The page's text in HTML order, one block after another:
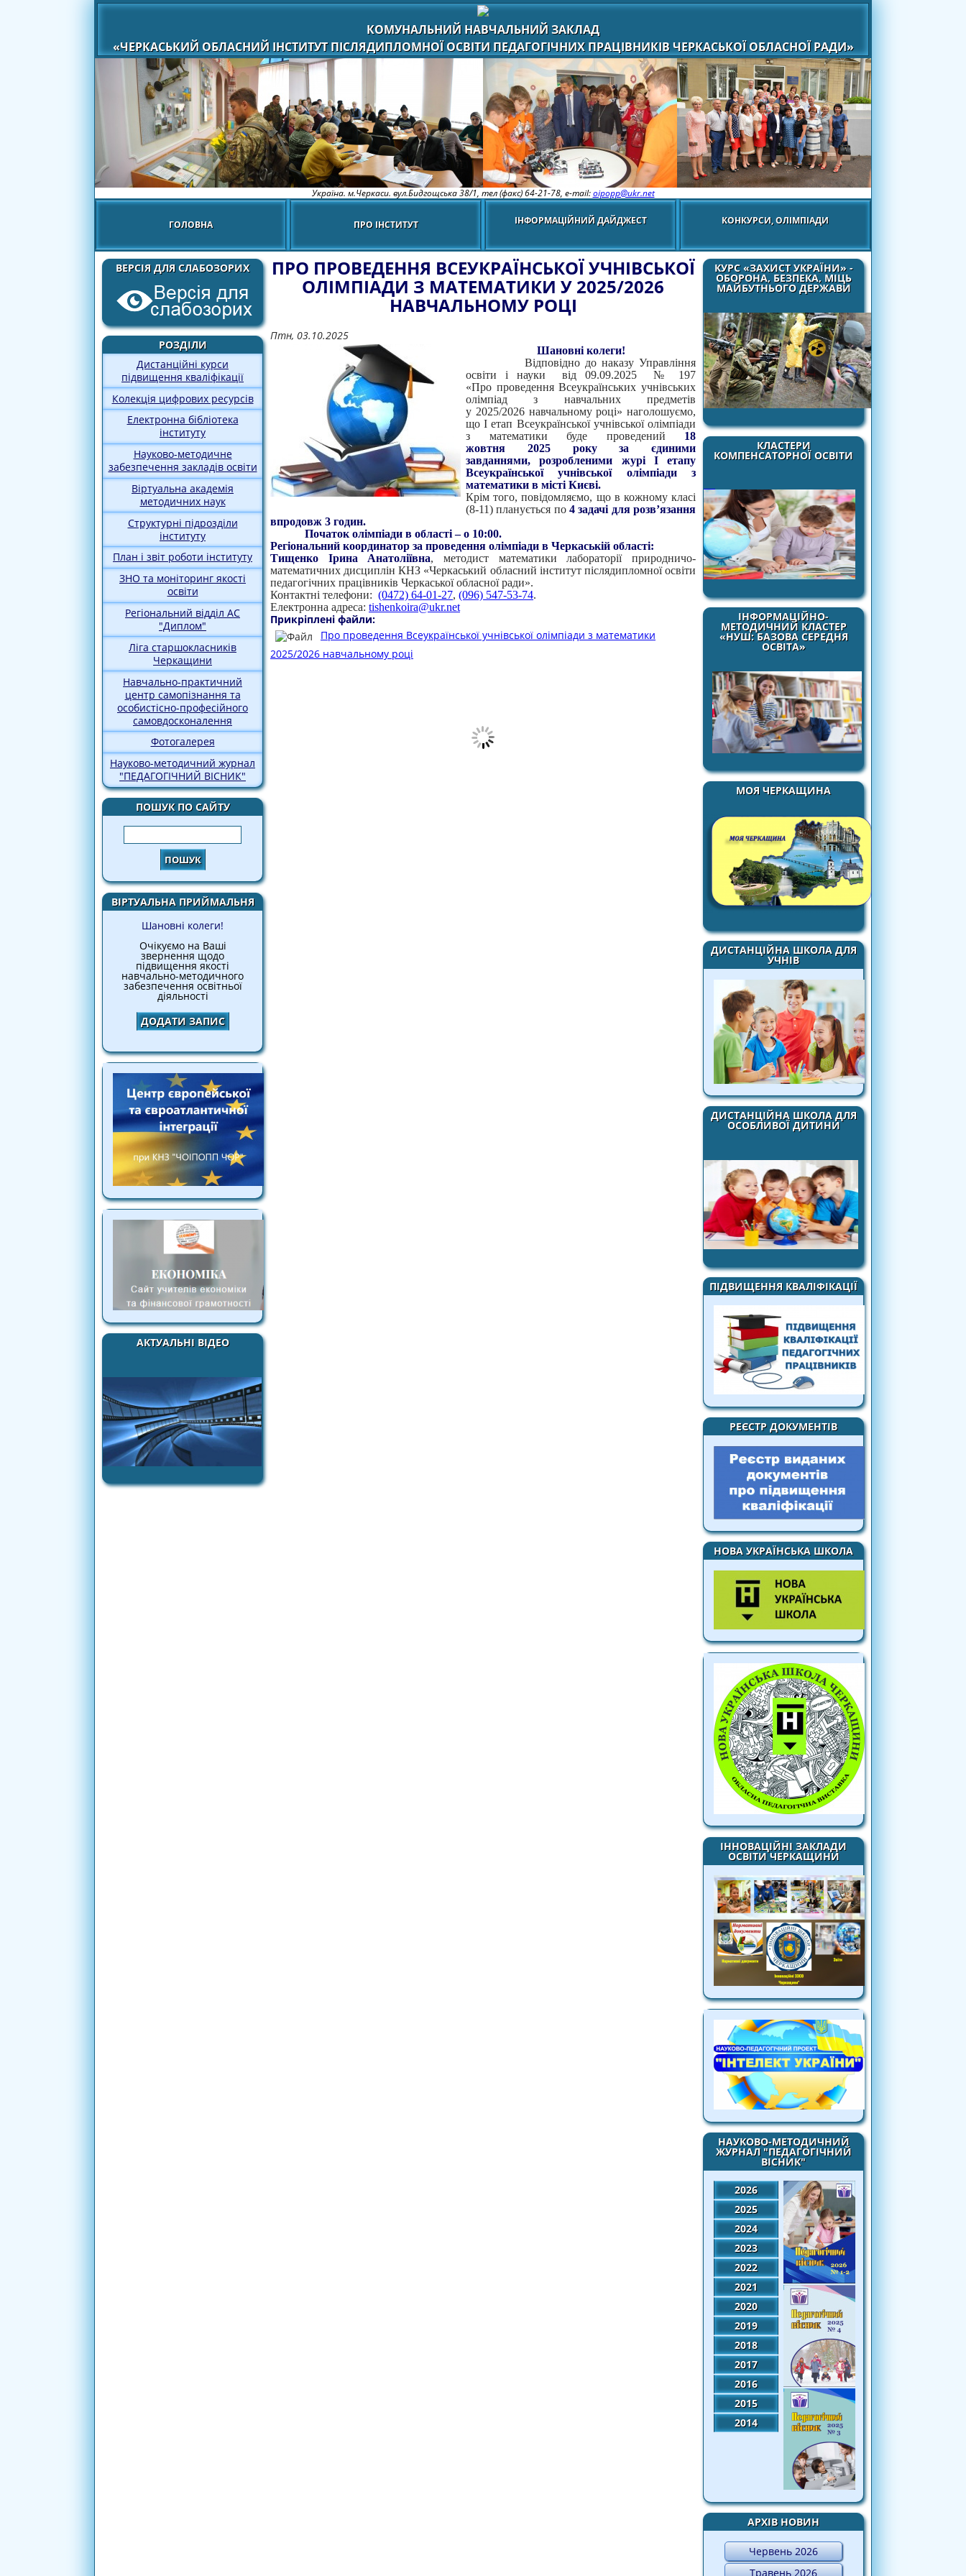
КОМУНАЛЬНИЙ НАВЧАЛЬНИЙ ЗАКЛАД
«ЧЕРКАСЬКИЙ ОБЛАСНИЙ ІНСТИТУТ ПІСЛЯДИПЛОМНОЇ ОСВІТИ ПЕДАГОГІЧНИХ ПРАЦІВНИКІВ ЧЕРКАСЬКОЇ ОБЛАСНОЇ РАДИ»
Україна. м.Черкаси. вул.Бидгощська 38/1, тел (факс) 64-21-78, e-mail:oipopp@ukr.net
ГОЛОВНА ПРО ІНСТИТУТ ІНФОРМАЦІЙНИЙ ДАЙДЖЕСТ КОНКУРСИ, ОЛІМПІАДИ
ВЕРСІЯ ДЛЯ СЛАБОЗОРИХ
РОЗДІЛИ
Дистанційні курси
підвищення кваліфікації
Колекція цифрових ресурсів
Електронна бібліотека
інституту
Науково-методичне
забезпечення закладів освіти
Віртуальна академія
методичних наук
Структурні підрозділи
інституту
План і звіт роботи інституту
ЗНО та моніторинг якості
освіти
Регіональний відділ АС
"Диплом"
Ліга старшокласників
Черкащини
Навчально-практичний
центр самопізнання та
особистісно-професійного
самовдосконалення
Фотогалерея
Науково-методичний журнал
"ПЕДАГОГІЧНИЙ ВІСНИК"
ПОШУК ПО САЙТУ
Пошук
ВІРТУАЛЬНА ПРИЙМАЛЬНЯ
Шановні колеги!
Очікуємо на Ваші
звернення щодо
підвищення якості
навчально-методичного
забезпечення освітньої
діяльності
ДОДАТИ ЗАПИС
АКТУАЛЬНІ ВІДЕО
КУРС «ЗАХИСТ УКРАЇНИ» -
ОБОРОНА, БЕЗПЕКА, МІЦЬ
МАЙБУТНЬОГО ДЕРЖАВИ
КЛАСТЕРИ
КОМПЕНСАТОРНОЇ ОСВІТИ
ІНФОРМАЦІЙНО-
МЕТОДИЧНИЙ КЛАСТЕР
«НУШ: БАЗОВА СЕРЕДНЯ
ОСВІТА»
МОЯ ЧЕРКАЩИНА
ДИСТАНЦІЙНА ШКОЛА ДЛЯ
УЧНІВ
ДИСТАНЦІЙНА ШКОЛА ДЛЯ
ОСОБЛИВОЇ ДИТИНИ
ПІДВИЩЕННЯ КВАЛІФІКАЦІЇ
РЕЄСТР ДОКУМЕНТІВ
НОВА УКРАЇНСЬКА ШКОЛА
ІННОВАЦІЙНІ ЗАКЛАДИ
ОСВІТИ ЧЕРКАЩИНИ
НАУКОВО-МЕТОДИЧНИЙ
ЖУРНАЛ "ПЕДАГОГІЧНИЙ
ВІСНИК"
2026
2025
2024
2023
2022
2021
2020
2019
2018
2017
2016
2015
2014
АРХІВ НОВИН
Червень 2026
Травень 2026
ПРО ПРОВЕДЕННЯ ВСЕУКРАЇНСЬКОЇ УЧНІВСЬКОЇ
ОЛІМПІАДИ З МАТЕМАТИКИ У 2025/2026
НАВЧАЛЬНОМУ РОЦІ
Птн, 03.10.2025
Шановні колеги!
Відповідно до наказу Управління
освіти і науки від 09.09.2025 № 197
«Про проведення Всеукраїнських учнівських
олімпіад з навчальних предметів
у 2025/2026 навчальному році» наголошуємо,
що І етап Всеукраїнської учнівської олімпіади
з математики буде проведений 18
жовтня 2025 року за єдиними
завданнями, розробленими журі І етапу
Всеукраїнської учнівської олімпіади з
математики в місті Києві.
Крім того, повідомляємо, що в кожному класі
(8-11) планується по4 задачі для розв’язання
впродовж 3 годин.
Початок олімпіади в області – о 10:00.
Регіональний координатор за проведення олімпіади в Черкаській області:
Тищенко Ірина Анатоліївна, методист математики лабораторії природничо-
математичних дисциплін КНЗ «Черкаський обласний інститут післядипломної освіти
педагогічних працівників Черкаської обласної ради».
Контактні телефони: (0472) 64-01-27, (096) 547-53-74.
Електронна адреса: tishenkoira@ukr.net
Прикріплені файли:
Про проведення Всеукраїнської учнівської олімпіади з математики
2025/2026 навчальному році